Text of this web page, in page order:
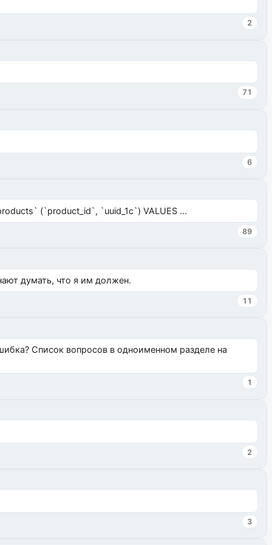
2
71
6
(`product_id`, `uuid_1c`) VALUES ...
89
думать, что я им должен.
11
Список вопросов в одноименном разделе на
1
2
3